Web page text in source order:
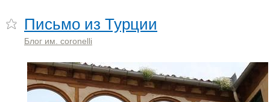
Письмо из Турции
Блог им. coronelli